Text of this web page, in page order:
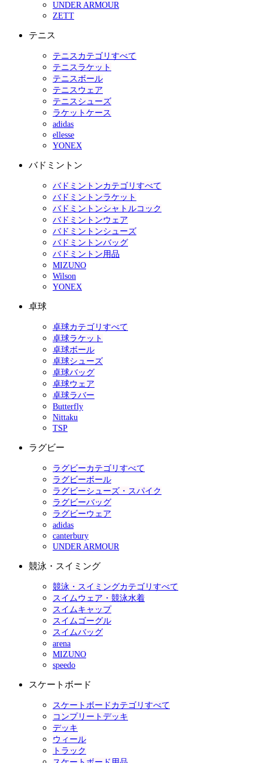
UNDER ARMOUR
ZETT
テニス
テニスカテゴリすべて
テニスラケット
テニスボール
テニスウェア
テニスシューズ
ラケットケース
adidas
ellesse
YONEX
バドミントン
バドミントンカテゴリすべて
バドミントンラケット
バドミントンシャトルコック
バドミントンウェア
バドミントンシューズ
バドミントンバッグ
バドミントン用品
MIZUNO
Wilson
YONEX
卓球
卓球カテゴリすべて
卓球ラケット
卓球ボール
卓球シューズ
卓球バッグ
卓球ウェア
卓球ラバー
Butterfly
Nittaku
TSP
ラグビー
ラグビーカテゴリすべて
ラグビーボール
ラグビーシューズ・スパイク
ラグビーバッグ
ラグビーウェア
adidas
canterbury
UNDER ARMOUR
競泳・スイミング
競泳・スイミングカテゴリすべて
スイムウェア・競泳水着
スイムキャップ
スイムゴーグル
スイムバッグ
arena
MIZUNO
speedo
スケートボード
スケートボードカテゴリすべて
コンプリートデッキ
デッキ
ウィール
トラック